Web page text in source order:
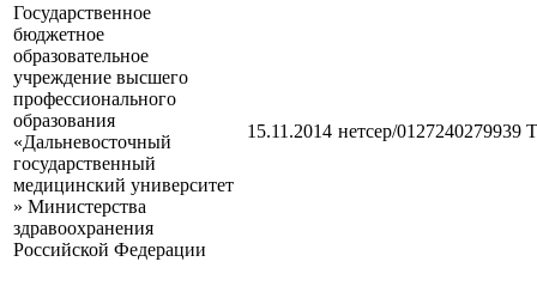
Государственное
бюджетное
образовательное
учреждение высшего
профессионального
образования
«Дальневосточный
государственный
медицинский университет
» Министерства
здравоохранения
Российской Федерации
15.11.2014 нетсер/0127240279939